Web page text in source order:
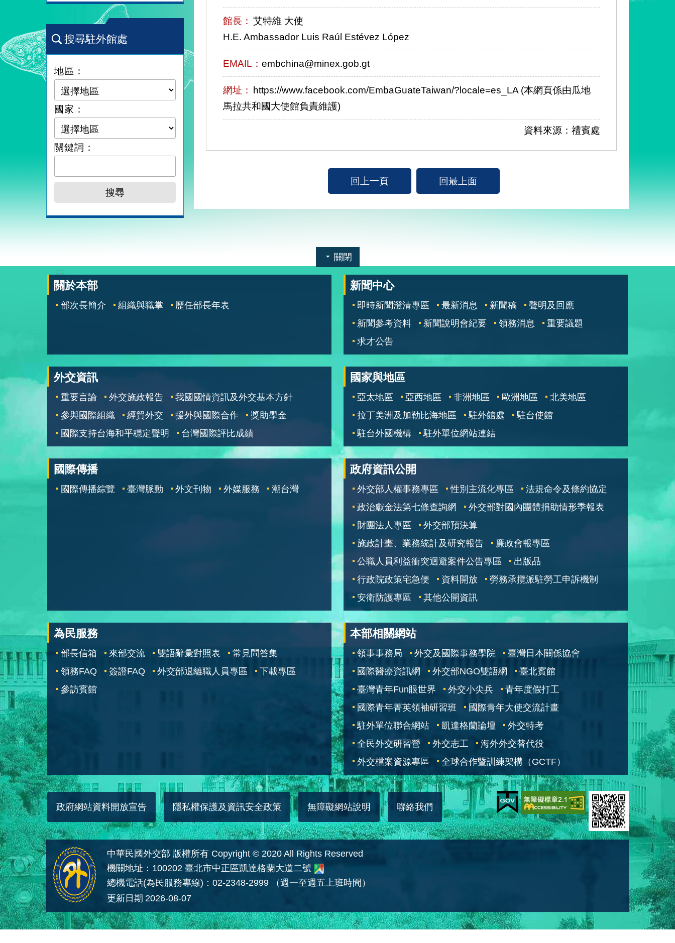
搜尋駐外館處
地區：
國家：
關鍵詞：
館長： 艾特維 大使
H.E. Ambassador Luis Raúl Estévez López
EMAIL： embchina@minex.gob.gt
網址： https://www.facebook.com/EmbaGuateTaiwan/?locale=es_LA (本網頁係由瓜地
馬拉共和國大使館負責維護)
資料來源：禮賓處
回上一頁 回最上面
關閉
:::
關於本部
部次長簡介 組織與職掌 歷任部長年表
新聞中心
即時新聞澄清專區 最新消息 新聞稿
聲明及回應
新聞參考資料
新聞說明會紀要 領務消息
重要議題
求才公告
外交資訊
重要言論 外交施政報告
我國國情資訊及外交基本方針
參與國際組織
經貿外交 援外與國際合作
獎助學金
國際支持台海和平穩定聲明
台灣國際評比成績
國家與地區
亞太地區 亞西地區 非洲地區 歐洲地區
北美地區
拉丁美洲及加勒比海地區
駐外館處
駐台使館
駐台外國機構
駐外單位網站連結
國際傳播
國際傳播綜覽 臺灣脈動 外文刊物 外媒服務 潮台灣
政府資訊公開
外交部人權事務專區 性別主流化專區
法規命令及條約協定
政治獻金法第七條查詢網
外交部對國內團體捐助情形季報表
財團法人專區
外交部預決算
施政計畫、業務統計及研究報告
廉政會報專區
公職人員利益衝突迴避案件公告專區
出版品
行政院政策宅急便
資料開放
勞務承攬派駐勞工申訴機制
安衛防護專區
其他公開資訊
為民服務
部長信箱 來部交流 雙語辭彙對照表
常見問答集
領務FAQ
簽證FAQ 外交部退離職人員專區
下載專區
參訪賓館
本部相關網站
領事事務局 外交及國際事務學院
臺灣日本關係協會
國際醫療資訊網
外交部NGO雙語網
臺北賓館
臺灣青年Fun眼世界
外交小尖兵
青年度假打工
國際青年菁英領袖研習班
國際青年大使交流計畫
駐外單位聯合網站
凱達格蘭論壇
外交特考
全民外交研習營
外交志工
海外外交替代役
外交檔案資源專區
全球合作暨訓練架構（GCTF）
政府網站資料開放宣告 隱私權保護及資訊安全政策 無障礙網站說明 聯絡我們
中華民國外交部 版權所有 Copyright © 2020 All Rights Reserved
機關地址：100202 臺北市中正區凱達格蘭大道二號
總機電話(為民服務專線)：02-2348-2999 （週一至週五上班時間）
更新日期 2026-08-07